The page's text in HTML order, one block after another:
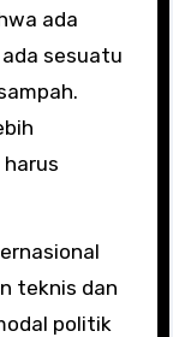
ada
sesuatu
teknis dan
politik